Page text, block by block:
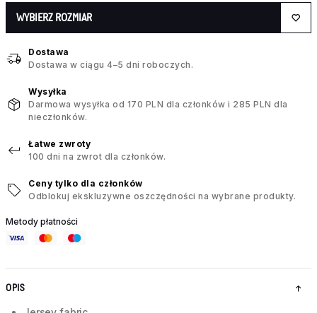
WYBIERZ ROZMIAR
Dostawa
Dostawa w ciągu 4–5 dni roboczych.
Wysyłka
Darmowa wysyłka od 170 PLN dla członków i 285 PLN dla
nieczłonków.
Łatwe zwroty
100 dni na zwrot dla członków.
Ceny tylko dla członków
Odblokuj ekskluzywne oszczędności na wybrane produkty.
Metody płatności
OPIS